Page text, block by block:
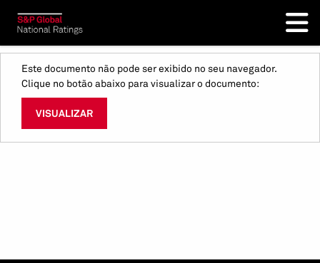
Este documento não pode ser exibido no seu navegador.
Clique no botão abaixo para visualizar o documento:
VISUALIZAR